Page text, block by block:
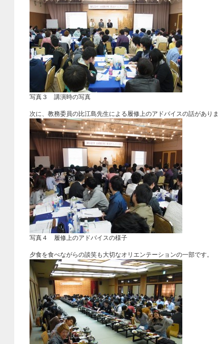
写真３ 講演時の写真
次に、教務委員の比江島先生による履修上のアドバイスの話があり
写真４ 履修上のアドバイスの様子
夕食を食べながらの談笑も大切なオリエンテーションの一部です。